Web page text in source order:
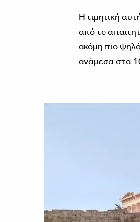
Η τιμητική
από το
ακόμη πιο
ανάμεσα στα